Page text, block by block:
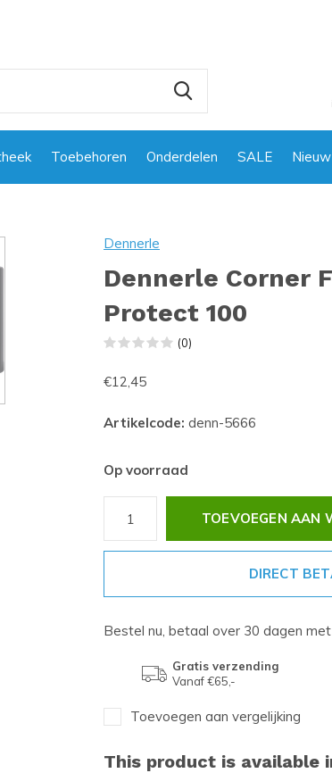
Toebehoren Onderdelen SALE Nieuw
Dennerle
Dennerle Corner
Protect 100
(0)
€12,45
Artikelcode: denn-5666
Op voorraad
TOEVOEGEN AAN
DIRECT
Bestel nu, betaal over 30 dagen
Gratis verzending
Vanaf €65,-
Toevoegen aan vergelijking
This product is available